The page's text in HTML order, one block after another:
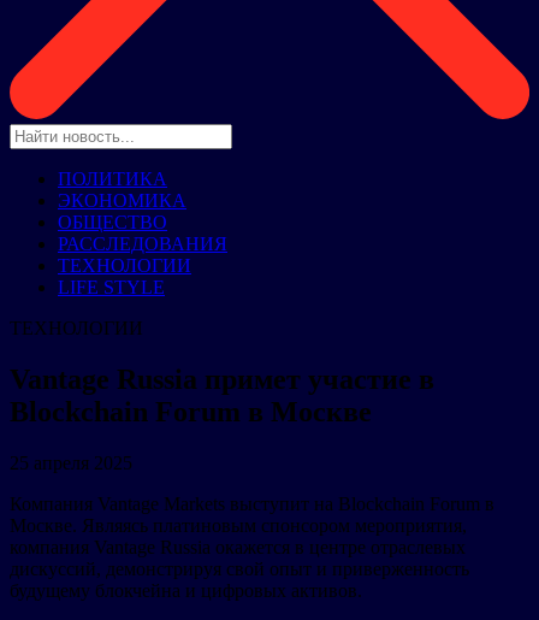
ПОЛИТИКА
ЭКОНОМИКА
ОБЩЕСТВО
РАССЛЕДОВАНИЯ
ТЕХНОЛОГИИ
LIFE STYLE
ТЕХНОЛОГИИ
Vantage Russia примет участие в
Blockchain Forum в Москве
25 апреля 2025
Компания Vantage Markets выступит на Blockchain Forum в
Москве. Являясь платиновым спонсором мероприятия,
компания Vantage Russia окажется в центре отраслевых
дискуссий, демонстрируя свой опыт и приверженность
будущему блокчейна и цифровых активов.